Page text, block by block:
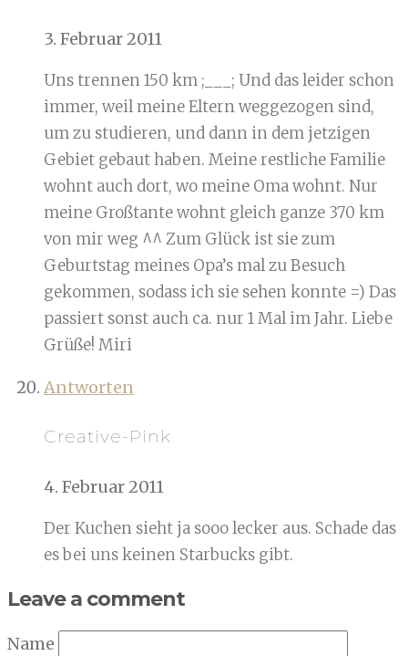
3. Februar 2011
Uns trennen 150 km ;___; Und das leider schon
immer, weil meine Eltern weggezogen sind,
um zu studieren, und dann in dem jetzigen
Gebiet gebaut haben. Meine restliche Familie
wohnt auch dort, wo meine Oma wohnt. Nur
meine Großtante wohnt gleich ganze 370 km
von mir weg ^^ Zum Glück ist sie zum
Geburtstag meines Opa’s mal zu Besuch
gekommen, sodass ich sie sehen konnte =) Das
passiert sonst auch ca. nur 1 Mal im Jahr. Liebe
Grüße! Miri
Antworten
Creative-Pink
4. Februar 2011
Der Kuchen sieht ja sooo lecker aus. Schade das
es bei uns keinen Starbucks gibt.
Leave a comment
Name